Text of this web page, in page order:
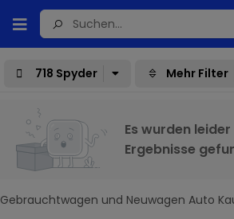
718 Spyder Mehr Filter
Es wurden leider
Ergebnisse
Gebrauchtwagen und Neuwagen Auto